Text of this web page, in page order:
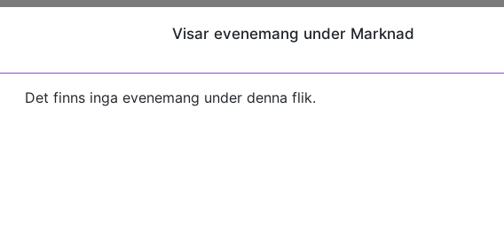
Visar evenemang under Marknad
Det finns inga evenemang under denna flik.